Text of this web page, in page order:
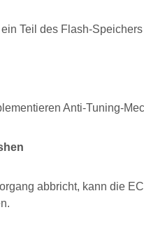
Teil des Flash-
Anti-Tuning-
abbricht, kann die